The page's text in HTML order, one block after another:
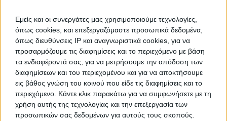
Εμείς και οι συνεργάτες μας χρησιμοποιούμε τεχνολογίες,
όπως cookies, και επεξεργαζόμαστε προσωπικά δεδομένα,
όπως διευθύνσεις IP και αναγνωριστικά cookies, για να
προσαρμόζουμε τις διαφημίσεις και το περιεχόμενο με βάση
τα ενδιαφέροντά σας, για να μετρήσουμε την απόδοση των
διαφημίσεων και του περιεχομένου και για να αποκτήσουμε
εις βάθος γνώση του κοινού που είδε τις διαφημίσεις και το
περιεχόμενο. Κάντε κλικ παρακάτω για να συμφωνήσετε με τη
χρήση αυτής της τεχνολογίας και την επεξεργασία των
προσωπικών σας δεδομένων για αυτούς τους σκοπούς.
Διαμέρισμα 97 τ.μ.